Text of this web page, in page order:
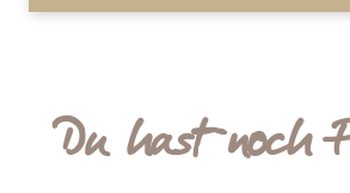
Du hast noch